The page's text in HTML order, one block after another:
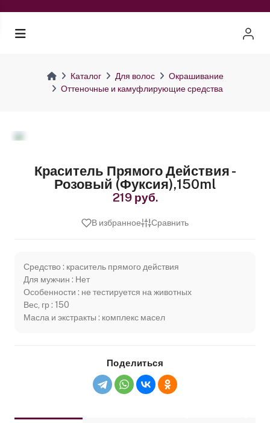
Каталог Для волос
Окрашивание
Оттеночные и камуфлирующие средства
Краситель Прямого Действия -
Розовый (Фуксия),150ml
219 руб.
В избранное Сравнить
Средство : краситель прямого действия
Для мужчин : Нет
Особенности : не тестируется на животных
Вес, гр : 150
Масла и экстракты : комплекс масел
Поделиться